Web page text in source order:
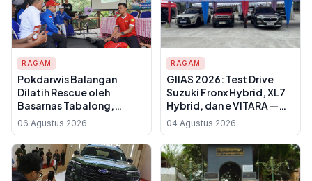
RAGAM
Pokdarwis Balangan
Dilatih Rescue oleh
Basarnas Tabalong,
Wisatawan Diharap Lebih
Aman di Balang Bekayuh
Balanting
06 Agustus 2026
RAGAM
GIIAS 2026: Test Drive
Suzuki Fronx Hybrid, XL7
Hybrid, dan e VITARA —
Mana yang Sesuai
Kebutuhanmu?
04 Agustus 2026